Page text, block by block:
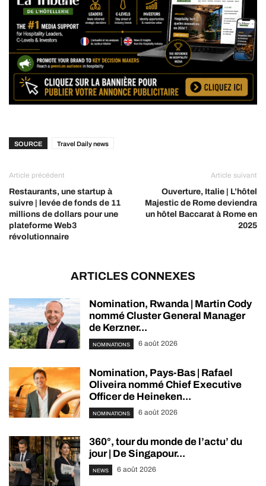
SOURCE Travel Daily news
Article précédent
Restaurants, une startup à
suivre | levée de fonds de 11
millions de dollars pour une
plateforme Web3
révolutionnaire
Article suivant
Ouverture, Italie | L’hôtel
Majestic de Rome deviendra
un hôtel Baccarat à Rome en
2025
ARTICLES CONNEXES
Nomination, Rwanda | Martin Cody
nommé Cluster General Manager
de Kerzner...
NOMINATIONS 6 août 2026
Nomination, Pays-Bas | Rafael
Oliveira nommé Chief Executive
Officer de Heineken...
NOMINATIONS 6 août 2026
360°, tour du monde de l’actu’ du
jour | De Singapour...
NEWS 6 août 2026